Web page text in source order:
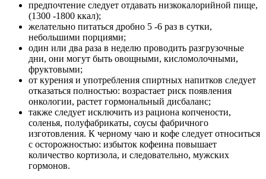
предпочтение следует отдавать низкокалорийной пище,
(1300 -1800 ккал);
желательно питаться дробно 5 -6 раз в сутки,
небольшими порциями;
один или два раза в неделю проводить разгрузочные
дни, они могут быть овощными, кисломолочными,
фруктовыми;
от курения и употребления спиртных напитков следует
отказаться полностью: возрастает риск появления
онкологии, растет гормональный дисбаланс;
также следует исключить из рациона копчености,
соленья, полуфабрикаты, соусы фабричного
изготовления. К черному чаю и кофе следует относиться
с осторожностью: избыток кофеина повышает
количество кортизола, и следовательно, мужских
гормонов.